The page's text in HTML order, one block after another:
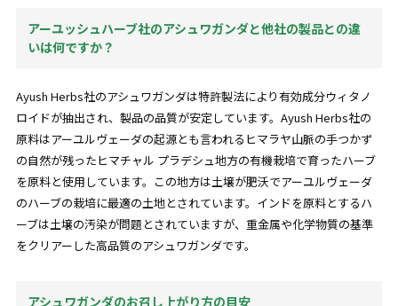
アーユッシュハーブ社のアシュワガンダと他社の製品との違
いは何ですか？
Ayush Herbs社のアシュワガンダは特許製法により有効成分ウィタノ
ロイドが抽出され、製品の品質が安定しています。Ayush Herbs社の
原料はアーユルヴェーダの起源とも言われるヒマラヤ山脈の手つかず
の自然が残ったヒマチャル プラデシュ地方の有機栽培で育ったハーブ
を原料と使用しています。この地方は土壌が肥沃でアーユルヴェーダ
のハーブの栽培に最適の土地とされています。インドを原料とするハ
ーブは土壌の汚染が問題とされていますが、重金属や化学物質の基準
をクリアーした高品質のアシュワガンダです。
アシュワガンダのお召し上がり方の目安